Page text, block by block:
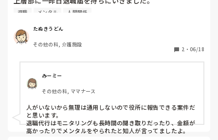
人がいないから無理ですとの一点張り。
退職代行使って退職された方、どうだったか教えてくださ
い。
退職 メンタル 人間関係
たぬきうどん
その他の科, 介護施設
2 ・ 06/18
みーミー
その他の科, ママナース
人がいないから無理は通用しないので役所に報告できる案件だ
と思います。
退職代行はモニタリングも長時間の聞き取りだったり、金額が
高かったりでメンタルをやられたと知人が言ってましたよ。